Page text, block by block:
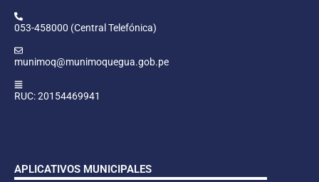
053-458000 (Central Telefónica)
munimoq@munimoquegua.gob.pe
RUC: 20154469941
APLICATIVOS MUNICIPALES